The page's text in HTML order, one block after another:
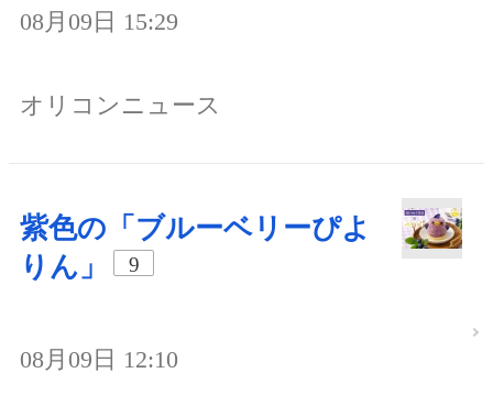
08月09日 15:29
オリコンニュース
紫色の「ブルーベリーぴよ
りん」
9
08月09日 12:10